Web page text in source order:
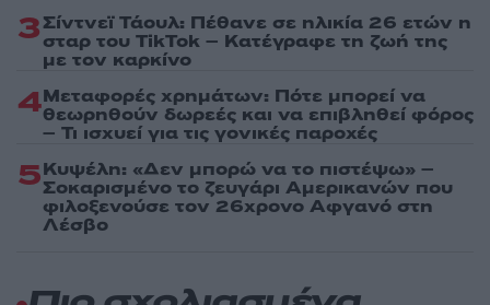
3Σίντνεϊ Τάουλ: Πέθανε σε ηλικία 26 ετών η
σταρ του TikTok – Kατέγραφε τη ζωή της
με τον καρκίνο
4Μεταφορές χρημάτων: Πότε μπορεί να
θεωρηθούν δωρεές και να επιβληθεί φόρος
– Τι ισχυεί για τις γονικές παροχές
5Κυψέλη: «Δεν μπορώ να το πιστέψω» –
Σοκαρισμένο το ζευγάρι Αμερικανών που
φιλοξενούσε τον 26χρονο Αφγανό στη
Λέσβο